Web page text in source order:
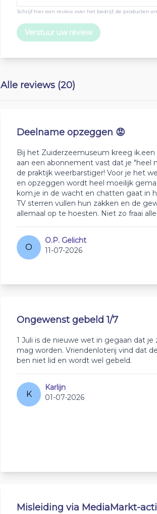
Schrijf hier een review over het bedrijf, de producten
Verstuur uw review
Alle reviews (20)
Deelname opzeggen 😡
Bij het Zuiderzeemuseum kreeg
aan een abonnement vast dat je "heel
de praktijk weerbarstiger! Voor je het
en opzeggen wordt heel moeilijk
kom.je in de wacht en chatten gaat in
TV sterren vullen hun zakken en de
allemaal op te hoesten. Niet zo fraai
O
O.P. Gelicht
11-07-2026
Ongewenst gebeld 1/7
1 Juli is de nieuwe wet in gegaan dat
mag worden. Vriendenloterij vind dat
ben niet lid en wordt wel gebeld.
K
Karlijn
01-07-2026
Misleiding via MediaMarkt-